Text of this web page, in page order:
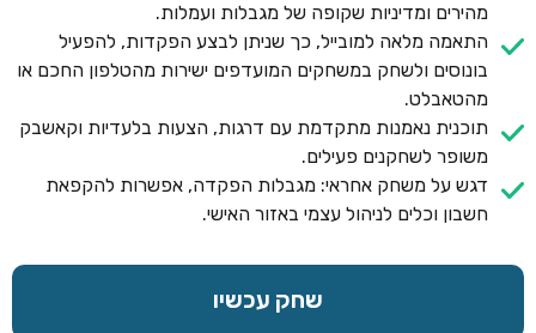
מהירים ומדיניות שקופה של מגבלות ועמלות.
התאמה מלאה למובייל, כך שניתן לבצע הפקדות, להפעיל
בונוסים ולשחק במשחקים המועדפים ישירות מהטלפון החכם או
מהטאבלט.
תוכנית נאמנות מתקדמת עם דרגות, הצעות בלעדיות וקאשבק
משופר לשחקנים פעילים.
דגש על משחק אחראי: מגבלות הפקדה, אפשרות להקפאת
חשבון וכלים לניהול עצמי באזור האישי.
שחק עכשיו